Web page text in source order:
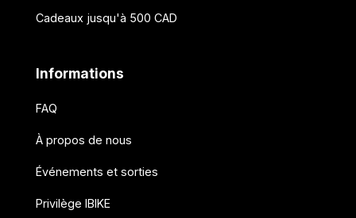
Cadeaux jusqu'à 500 CAD
Informations
FAQ
À propos de nous
Événements et sorties
Privilège IBIKE